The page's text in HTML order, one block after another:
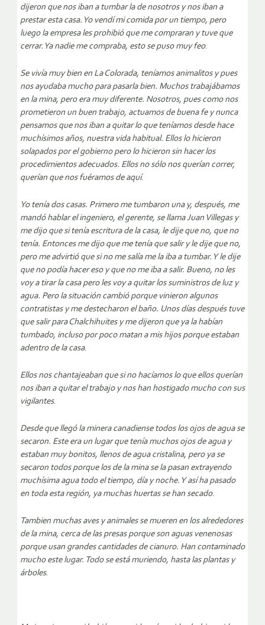
dijeron que nos iban a tumbar la de nosotros y nos iban a
prestar esta casa. Yo vendí mi comida por un tiempo, pero
luego la empresa les prohibió que me compraran y tuve que
cerrar. Ya nadie me compraba, esto se puso muy feo.
Se vivía muy bien en La Colorada, teníamos animalitos y pues
nos ayudaba mucho para pasarla bien. Muchos trabajábamos
en la mina, pero era muy diferente. Nosotros, pues como nos
prometieron un buen trabajo, actuamos de buena fe y nunca
pensamos que nos iban a quitar lo que teníamos desde hace
muchísimos años, nuestra vida habitual. Ellos lo hicieron
solapados por el gobierno pero lo hicieron sin hacer los
procedimientos adecuados. Ellos no sólo nos querían correr,
querían que nos fuéramos de aquí.
Yo tenía dos casas. Primero me tumbaron una y, después, me
mandó hablar el ingeniero, el gerente, se llama Juan Villegas y
me dijo que si tenía escritura de la casa, le dije que no, que no
tenía. Entonces me dijo que me tenía que salir y le dije que no,
pero me advirtió que si no me salía me la iba a tumbar. Y le dije
que no podía hacer eso y que no me iba a salir. Bueno, no les
voy a tirar la casa pero les voy a quitar los suministros de luz y
agua. Pero la situación cambió porque vinieron algunos
contratistas y me destecharon el baño. Unos días después tuve
que salir para Chalchihuites y me dijeron que ya la habían
tumbado, incluso por poco matan a mis hijos porque estaban
adentro de la casa.
Ellos nos chantajeaban que si no hacíamos lo que ellos querían
nos iban a quitar el trabajo y nos han hostigado mucho con sus
vigilantes.
Desde que llegó la minera canadiense todos los ojos de agua se
secaron. Este era un lugar que tenía muchos ojos de agua y
estaban muy bonitos, llenos de agua cristalina, pero ya se
secaron todos porque los de la mina se la pasan extrayendo
muchísima agua todo el tiempo, día y noche. Y así ha pasado
en toda esta región, ya muchas huertas se han secado.
Tambien muchas aves y animales se mueren en los alrededores
de la mina, cerca de las presas porque son aguas venenosas
porque usan grandes cantidades de cianuro. Han contaminado
mucho este lugar. Todo se está muriendo, hasta las plantas y
árboles.